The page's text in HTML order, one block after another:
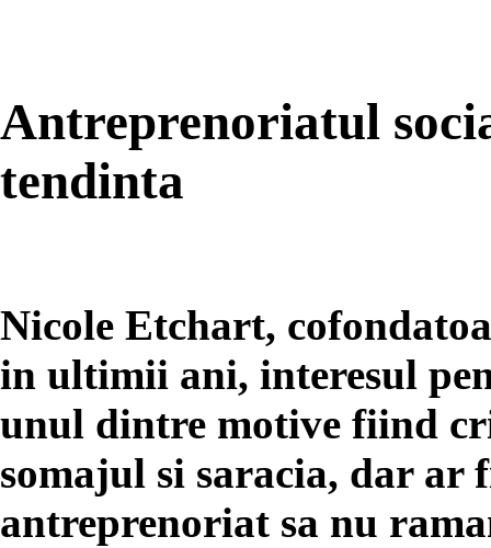
Antreprenoriatul
tendinta
Nicole Etchart,
in ultimii ani, interesul
unul dintre motive fiind
somajul si saracia, dar ar
antreprenoriat sa nu